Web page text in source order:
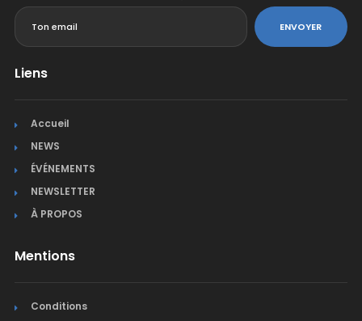
ENVOYER
Liens
Accueil
NEWS
ÉVÉNEMENTS
NEWSLETTER
À PROPOS
Mentions
Conditions